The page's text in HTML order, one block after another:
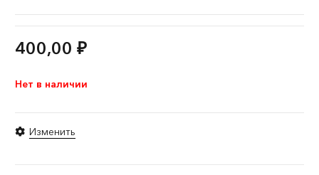
400,00 ₽
Нет в наличии
Изменить